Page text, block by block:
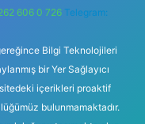
606 0 726 Telegram:
Bilgi Teknolojileri
bir Yer Sağlayıcı
içerikleri proaktif
bulunmamaktadır.